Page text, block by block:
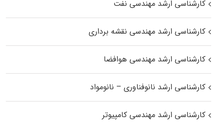
کارشناسی ارشد مهندسی نفت
کارشناسی ارشد مهندسی نقشه برداری
کارشناسی ارشد مهندسی هوافضا
کارشناسی ارشد نانوفناوری – نانومواد
کارشناسی ارشد مهندسی کامپیوتر